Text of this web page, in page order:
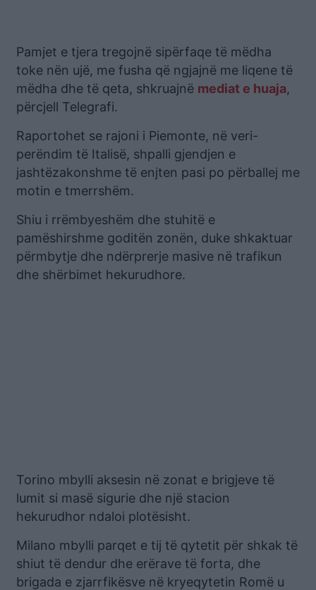
Pamjet e tjera tregojnë sipërfaqe të mëdha
toke nën ujë, me fusha që ngjajnë me liqene të
mëdha dhe të qeta, shkruajnë mediat e huaja,
përcjell Telegrafi.
Raportohet se rajoni i Piemonte, në veri-
perëndim të Italisë, shpalli gjendjen e
jashtëzakonshme të enjten pasi po përballej me
motin e tmerrshëm.
Shiu i rrëmbyeshëm dhe stuhitë e
pamëshirshme goditën zonën, duke shkaktuar
përmbytje dhe ndërprerje masive në trafikun
dhe shërbimet hekurudhore.
Torino mbylli aksesin në zonat e brigjeve të
lumit si masë sigurie dhe një stacion
hekurudhor ndaloi plotësisht.
Milano mbylli parqet e tij të qytetit për shkak të
shiut të dendur dhe erërave të forta, dhe
brigada e zjarrfikësve në kryeqytetin Romë u